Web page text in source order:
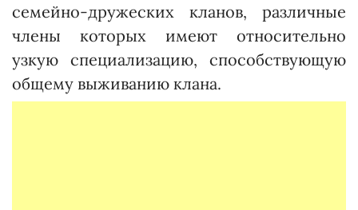
семейно-дружеских кланов, различные
члены которых имеют относительно
узкую специализацию, способствующую
общему выживанию клана.